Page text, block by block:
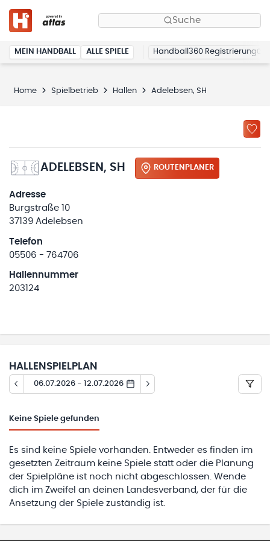
Suche
MEIN HANDBALL ALLE SPIELE Handball360 Registrierung
Home Spielbetrieb Hallen Adelebsen, SH
ADELEBSEN, SH ROUTENPLANER
Adresse
Burgstraße 10
37139 Adelebsen
Telefon
05506 - 764706
Hallennummer
203124
HALLENSPIELPLAN
06.07.2026 - 12.07.2026
Keine Spiele gefunden
Es sind keine Spiele vorhanden. Entweder es finden im
gesetzten Zeitraum keine Spiele statt oder die Planung
der Spielpläne ist noch nicht abgeschlossen. Wende
dich im Zweifel an deinen Landesverband, der für die
Ansetzung der Spiele zuständig ist.